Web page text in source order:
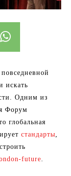
искать
Одним из
Форум
глобальная
стандарты,
future.